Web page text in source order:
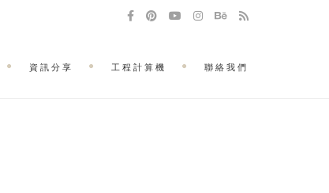
資訊分享 工程計算機 聯絡我們